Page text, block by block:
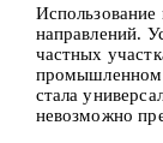
направлений.
частных
промышленном
стала
невозможно